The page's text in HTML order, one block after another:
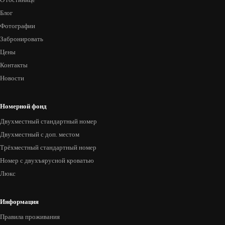
Блог
Фотографии
Забронировать
Цены
Контакты
Новости
Номерной фонд
Двухместный стандартный номер
Двухместный с доп. местом
Трёхместный стандартный номер
Номер с двухъярусной кроватью
Люкс
Информация
Правила проживания